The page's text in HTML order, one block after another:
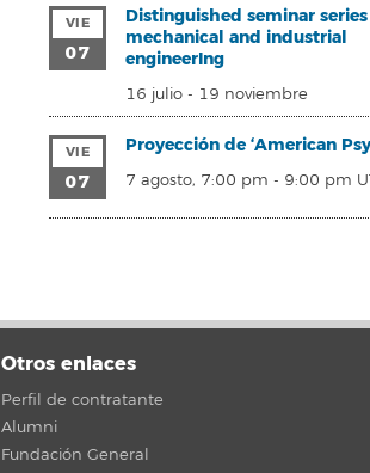
VIE
07
Distinguished seminar series
mechanical and industrial
engineerIng
16 julio - 19 noviembre
VIE
07
Proyección de ‘American
7 agosto, 7:00 pm - 9:00 pm
Otros enlaces
Perfil de contratante
Alumni
Fundación General